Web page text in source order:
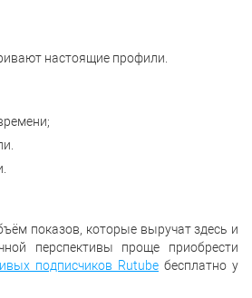
настоящие профили.
показов, которые выручат здесь и
перспективы проще приобрести
подписчиков Rutube бесплатно у